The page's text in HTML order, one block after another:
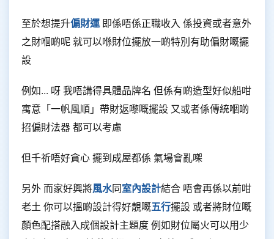
至於想提升偏財運即係唔係正職收入 係投資或者意外
之財嗰啲呢 就可以喺財位擺放一啲特別有助偏財嘅擺
設
例如... 呀 我唔講得具體品牌名 但係有啲造型好似船咁
寓意「一帆風順」帶財返嚟嘅擺設 又或者係傳統嗰啲
招偏財法器 都可以考慮
但千祈唔好貪心 擺到成屋都係 氣場會亂㗎
另外 而家好興將風水同室內設計結合 唔會再係以前咁
老土 你可以搵啲設計得好靚嘅五行擺設 或者將財位嘅
顏色配搭融入成個設計主題度 例如財位屬火可以用少